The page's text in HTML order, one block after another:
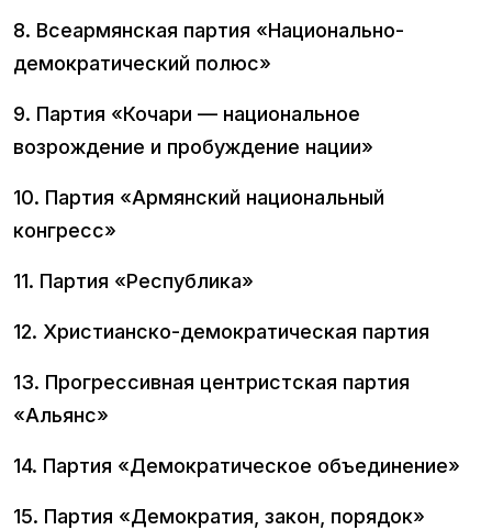
8. Всеармянская партия «Национально-
демократический полюс»
9. Партия «Кочари — национальное
возрождение и пробуждение нации»
10. Партия «Армянский национальный
конгресс»
11. Партия «Республика»
12. Христианско-демократическая партия
13. Прогрессивная центристская партия
«Альянс»
14. Партия «Демократическое объединение»
15. Партия «Демократия, закон, порядок»